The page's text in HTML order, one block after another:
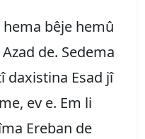
hema bêje hemû
de. Sedema
daxistina Esad jî
ev e. Em li
Ereban de